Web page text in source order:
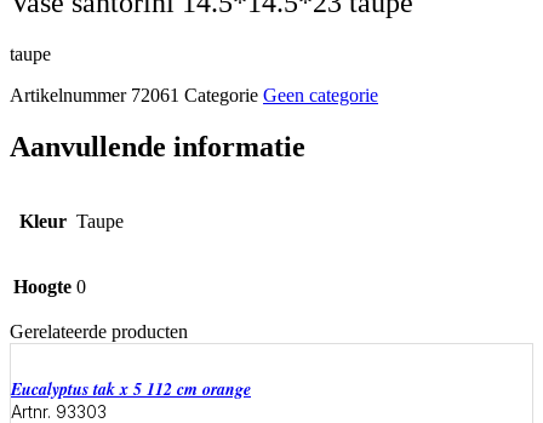
taupe
Artikelnummer 72061 Categorie Geen categorie
Aanvullende informatie
Kleur Taupe
Hoogte 0
Gerelateerde producten
eucalyptus tak x 5 112 cm orange
Artnr. 93303